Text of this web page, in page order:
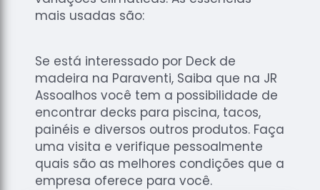
Tacos de
Madeiras
mais usadas são:
Se está interessado por Deck de
madeira na Paraventi, Saiba que na JR
Assoalhos você tem a possibilidade de
encontrar decks para piscina, tacos,
painéis e diversos outros produtos. Faça
uma visita e verifique pessoalmente
quais são as melhores condições que a
empresa oferece para você.